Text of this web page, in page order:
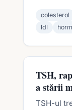
colesterol
ldl
TSH,
a stării
TSH-ul